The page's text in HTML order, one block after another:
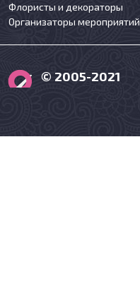
Флористы и декораторы
Организаторы мероприятий
© 2005-2021